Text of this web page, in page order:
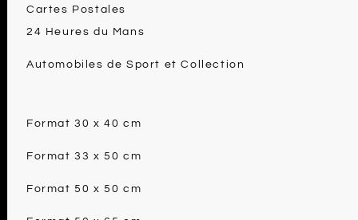
Cartes Postales
24 Heures du Mans
Automobiles de Sport et Collection
Format 30 x 40 cm
Format 33 x 50 cm
Format 50 x 50 cm